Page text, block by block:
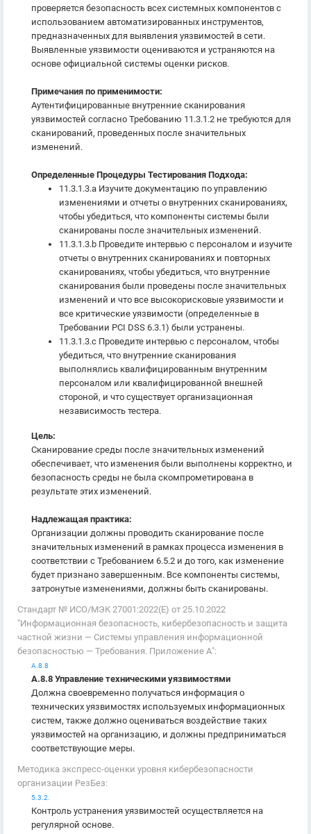
проверяется безопасность всех системных компонентов с
использованием автоматизированных инструментов,
предназначенных для выявления уязвимостей в сети.
Выявленные уязвимости оцениваются и устраняются на
основе официальной системы оценки рисков.
Примечания по применимости:
Аутентифицированные внутренние сканирования
уязвимостей согласно Требованию 11.3.1.2 не требуются для
сканирований, проведенных после значительных
изменений.
Определенные Процедуры Тестирования Подхода:
11.3.1.3.a Изучите документацию по управлению
изменениями и отчеты о внутренних сканированиях,
чтобы убедиться, что компоненты системы были
сканированы после значительных изменений.
11.3.1.3.b Проведите интервью с персоналом и изучите
отчеты о внутренних сканированиях и повторных
сканированиях, чтобы убедиться, что внутренние
сканирования были проведены после значительных
изменений и что все высокорисковые уязвимости и
все критические уязвимости (определенные в
Требовании PCI DSS 6.3.1) были устранены.
11.3.1.3.c Проведите интервью с персоналом, чтобы
убедиться, что внутренние сканирования
выполнялись квалифицированным внутренним
персоналом или квалифицированной внешней
стороной, и что существует организационная
независимость тестера.
Цель:
Сканирование среды после значительных изменений
обеспечивает, что изменения были выполнены корректно, и
безопасность среды не была скомпрометирована в
результате этих изменений.
Надлежащая практика:
Организации должны проводить сканирование после
значительных изменений в рамках процесса изменения в
соответствии с Требованием 6.5.2 и до того, как изменение
будет признано завершенным. Все компоненты системы,
затронутые изменениями, должны быть сканированы.
Стандарт № ИСО/МЭК 27001:2022(E) от 25.10.2022
"Информационная безопасность, кибербезопасность и защита
частной жизни — Системы управления информационной
безопасностью — Требования. Приложение А":
А.8.8
А.8.8 Управление техническими уязвимостями
Должна своевременно получаться информация о
технических уязвимостях используемых информационных
систем, также должно оцениваться воздействие таких
уязвимостей на организацию, и должны предприниматься
соответствующие меры.
Методика экспресс-оценки уровня кибербезопасности
организации РезБез:
5.3.2.
Контроль устранения уязвимостей осуществляется на
регулярной основе.